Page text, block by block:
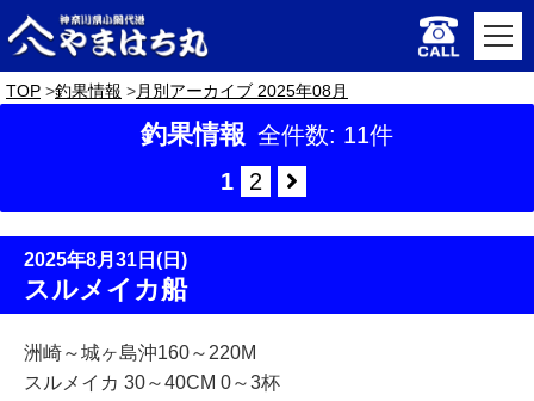
TOP 釣果情報 月別アーカイブ 2025年08月
釣果情報 全件数: 11件
1
2
2025年8月31日(日)
スルメイカ船
洲崎～城ヶ島沖160～220M
スルメイカ 30～40CM 0～3杯